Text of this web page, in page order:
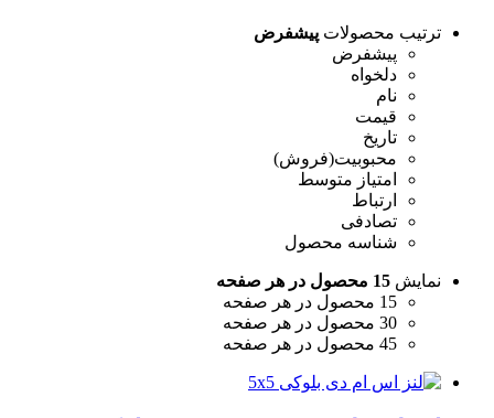
ترتیب محصولات پیشفرض
پیشفرض
دلخواه
نام
قیمت
تاریخ
محبوبیت(فروش)
امتیاز متوسط
ارتباط
تصادفی
شناسه محصول
نمایش 15 محصول در هر صفحه
15 محصول در هر صفحه
30 محصول در هر صفحه
45 محصول در هر صفحه